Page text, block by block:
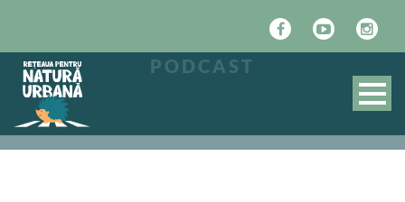
PODCAST